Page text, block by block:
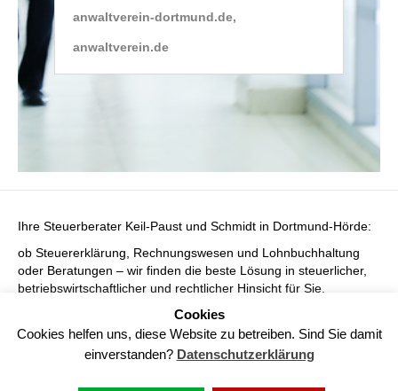
anwaltverein-dortmund.de‚
anwaltverein.de
Ihre Steuerberater Keil-Paust und Schmidt in Dortmund-Hörde:
ob Steuererklärung, Rechnungswesen und Lohnbuchhaltung
oder Beratungen – wir finden die beste Lösung in steuerlicher,
betriebswirtschaftlicher und rechtlicher Hinsicht für Sie.
Für Ihre Wirtschaftsprüfung durch den Wirtschaftsprüfer sorgen
Keil-Paust & Schmidt für Ihre ordnungsgemäße Buchführung
und den korrekten Jahresabschluss.
Cookies
Cookies helfen uns, diese Website zu betreiben. Sind Sie damit
einverstanden? Datenschutzerklärung